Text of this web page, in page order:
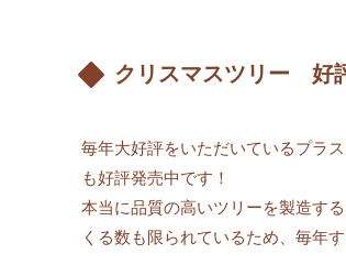
クリスマスツリー 好
毎年大好評をいただいているプラ
も好評発売中です！
本当に品質の高いツリーを製造す
くる数も限られているため、毎年